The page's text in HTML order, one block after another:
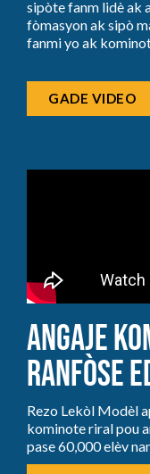
sipòte fanm lidè ak
fòmasyon ak sipò
fanmi yo ak
GADE VIDEO
Angaje
Ranfòse
Rezo Lekòl Modèl
kominote riral pou
pase 60,000 elèv